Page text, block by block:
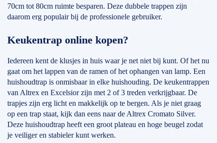
70cm tot 80cm ruimte besparen. Deze dubbele trappen zijn
daarom erg populair bij de professionele gebruiker.
Keukentrap online kopen?
Iedereen kent de klusjes in huis waar je net niet bij kunt. Of het nu
gaat om het lappen van de ramen of het ophangen van lamp. Een
huishoudtrap is onmisbaar in elke huishouding. De keukentrappen
van Altrex en Excelsior zijn met 2 of 3 treden verkrijgbaar. De
trapjes zijn erg licht en makkelijk op te bergen. Als je niet graag
op een trap staat, kijk dan eens naar de Altrex Cromato Silver.
Deze huishoudtrap heeft een groot plateau en hoge beugel zodat
je veiliger en stabieler kunt werken.